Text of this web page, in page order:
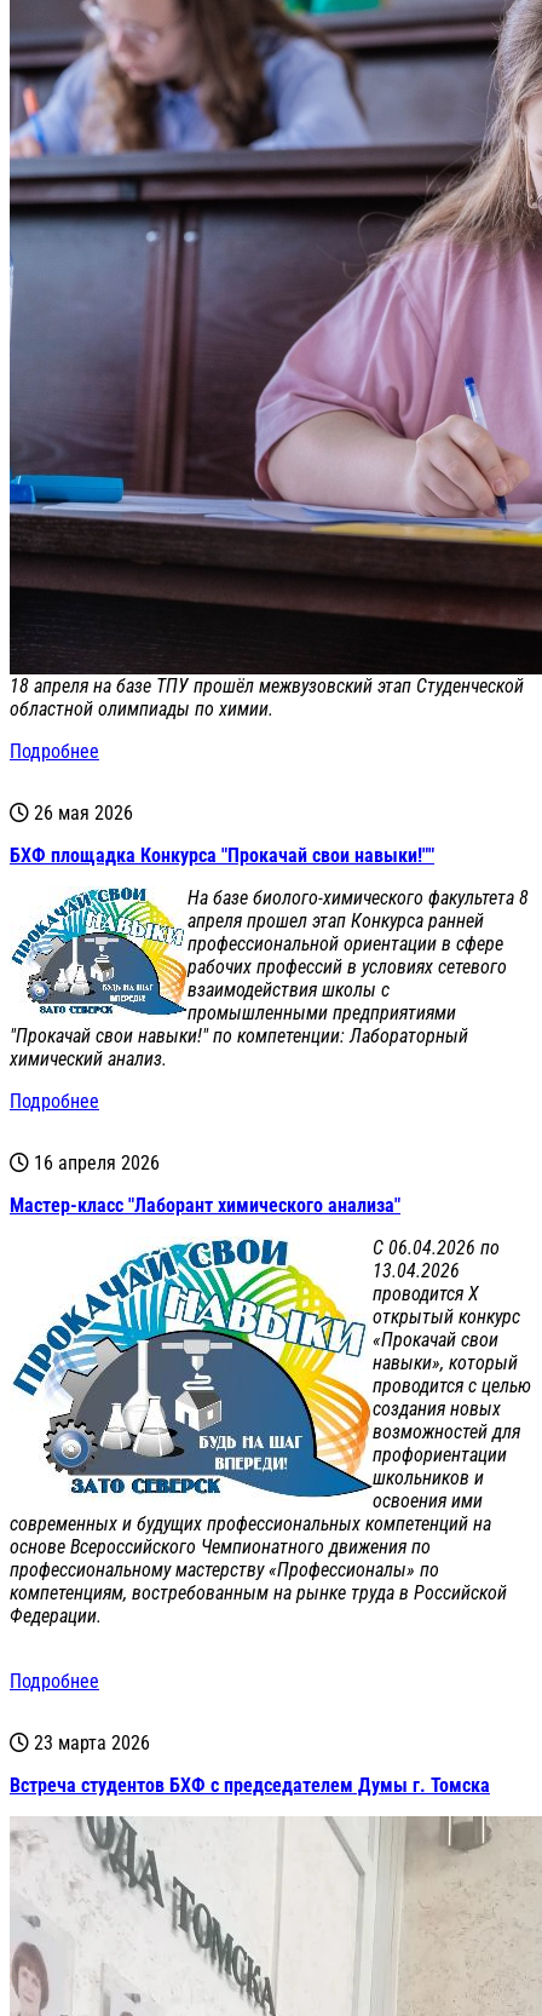
18 апреля на базе ТПУ прошёл межвузовский этап Студенческой
областной олимпиады по химии.
Подробнее
26 мая 2026
БХФ площадка Конкурса "Прокачай свои навыки!""
На базе биолого-химического факультета 8
апреля прошел этап Конкурса ранней
профессиональной ориентации в сфере
рабочих профессий в условиях сетевого
взаимодействия школы с
промышленными предприятиями
"Прокачай свои навыки!" по компетенции: Лабораторный
химический анализ.
Подробнее
16 апреля 2026
Мастер-класс "Лаборант химического анализа"
С 06.04.2026 по
13.04.2026
проводится X
открытый конкурс
«Прокачай свои
навыки», который
проводится с целью
создания новых
возможностей для
профориентации
школьников и
освоения ими
современных и будущих профессиональных компетенций на
основе Всероссийского Чемпионатного движения по
профессиональному мастерству «Профессионалы» по
компетенциям, востребованным на рынке труда в Российской
Федерации.
Подробнее
23 марта 2026
Встреча студентов БХФ с председателем Думы г. Томска